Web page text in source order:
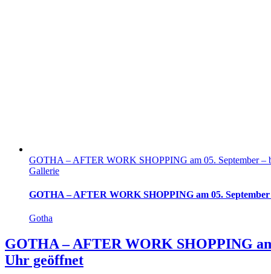
GOTHA – AFTER WORK SHOPPING am 05. September –
Gallerie
GOTHA – AFTER WORK SHOPPING am 05.
Gotha
GOTHA – AFTER WORK SHOPPING
Uhr geöffnet